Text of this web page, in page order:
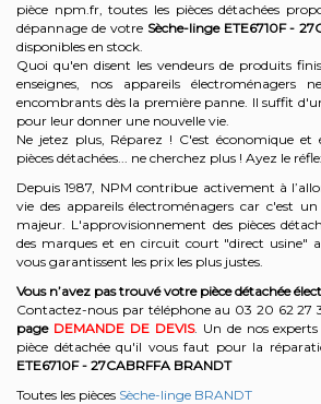
pièce npm.fr, toutes les pièces détachées
dépannage de votre Sèche-linge ETE6710F -
disponibles en stock.
Quoi qu'en disent les vendeurs de produits
enseignes, nos appareils électroménagers
encombrants dès la première panne. Il suffit
pour leur donner une nouvelle vie.
Ne jetez plus, Réparez ! C'est économique et
pièces détachées... ne cherchez plus ! Ayez le
Depuis 1987, NPM contribue activement à
vie des appareils électroménagers car c'est
majeur. L'approvisionnement des pièces
des marques et en circuit court "direct usine"
vous garantissent les prix les plus justes.
Vous n’avez pas trouvé votre pièce détachée
Contactez-nous par téléphone au 03 20 62 27
page DEMANDE DE DEVIS. Un de nos
pièce détachée qu'il vous faut pour la
ETE6710F - 27CABRFFA BRANDT
Toutes les pièces Sèche-linge BRANDT